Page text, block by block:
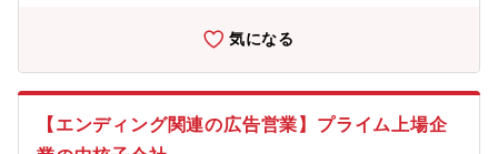
ど、対象に応じて分かりやすく情報を可視化■ 社内への情報共
し、意思決定や現場活動の基礎情報として提供・必要に応じて、
い】・短期的な数字成果に追われるのではなく、正確性・客観
性・継続性が評価される仕事です。医療という社会性の高い分野
気になる
【エンディング関連の広告営業】プライム上場企